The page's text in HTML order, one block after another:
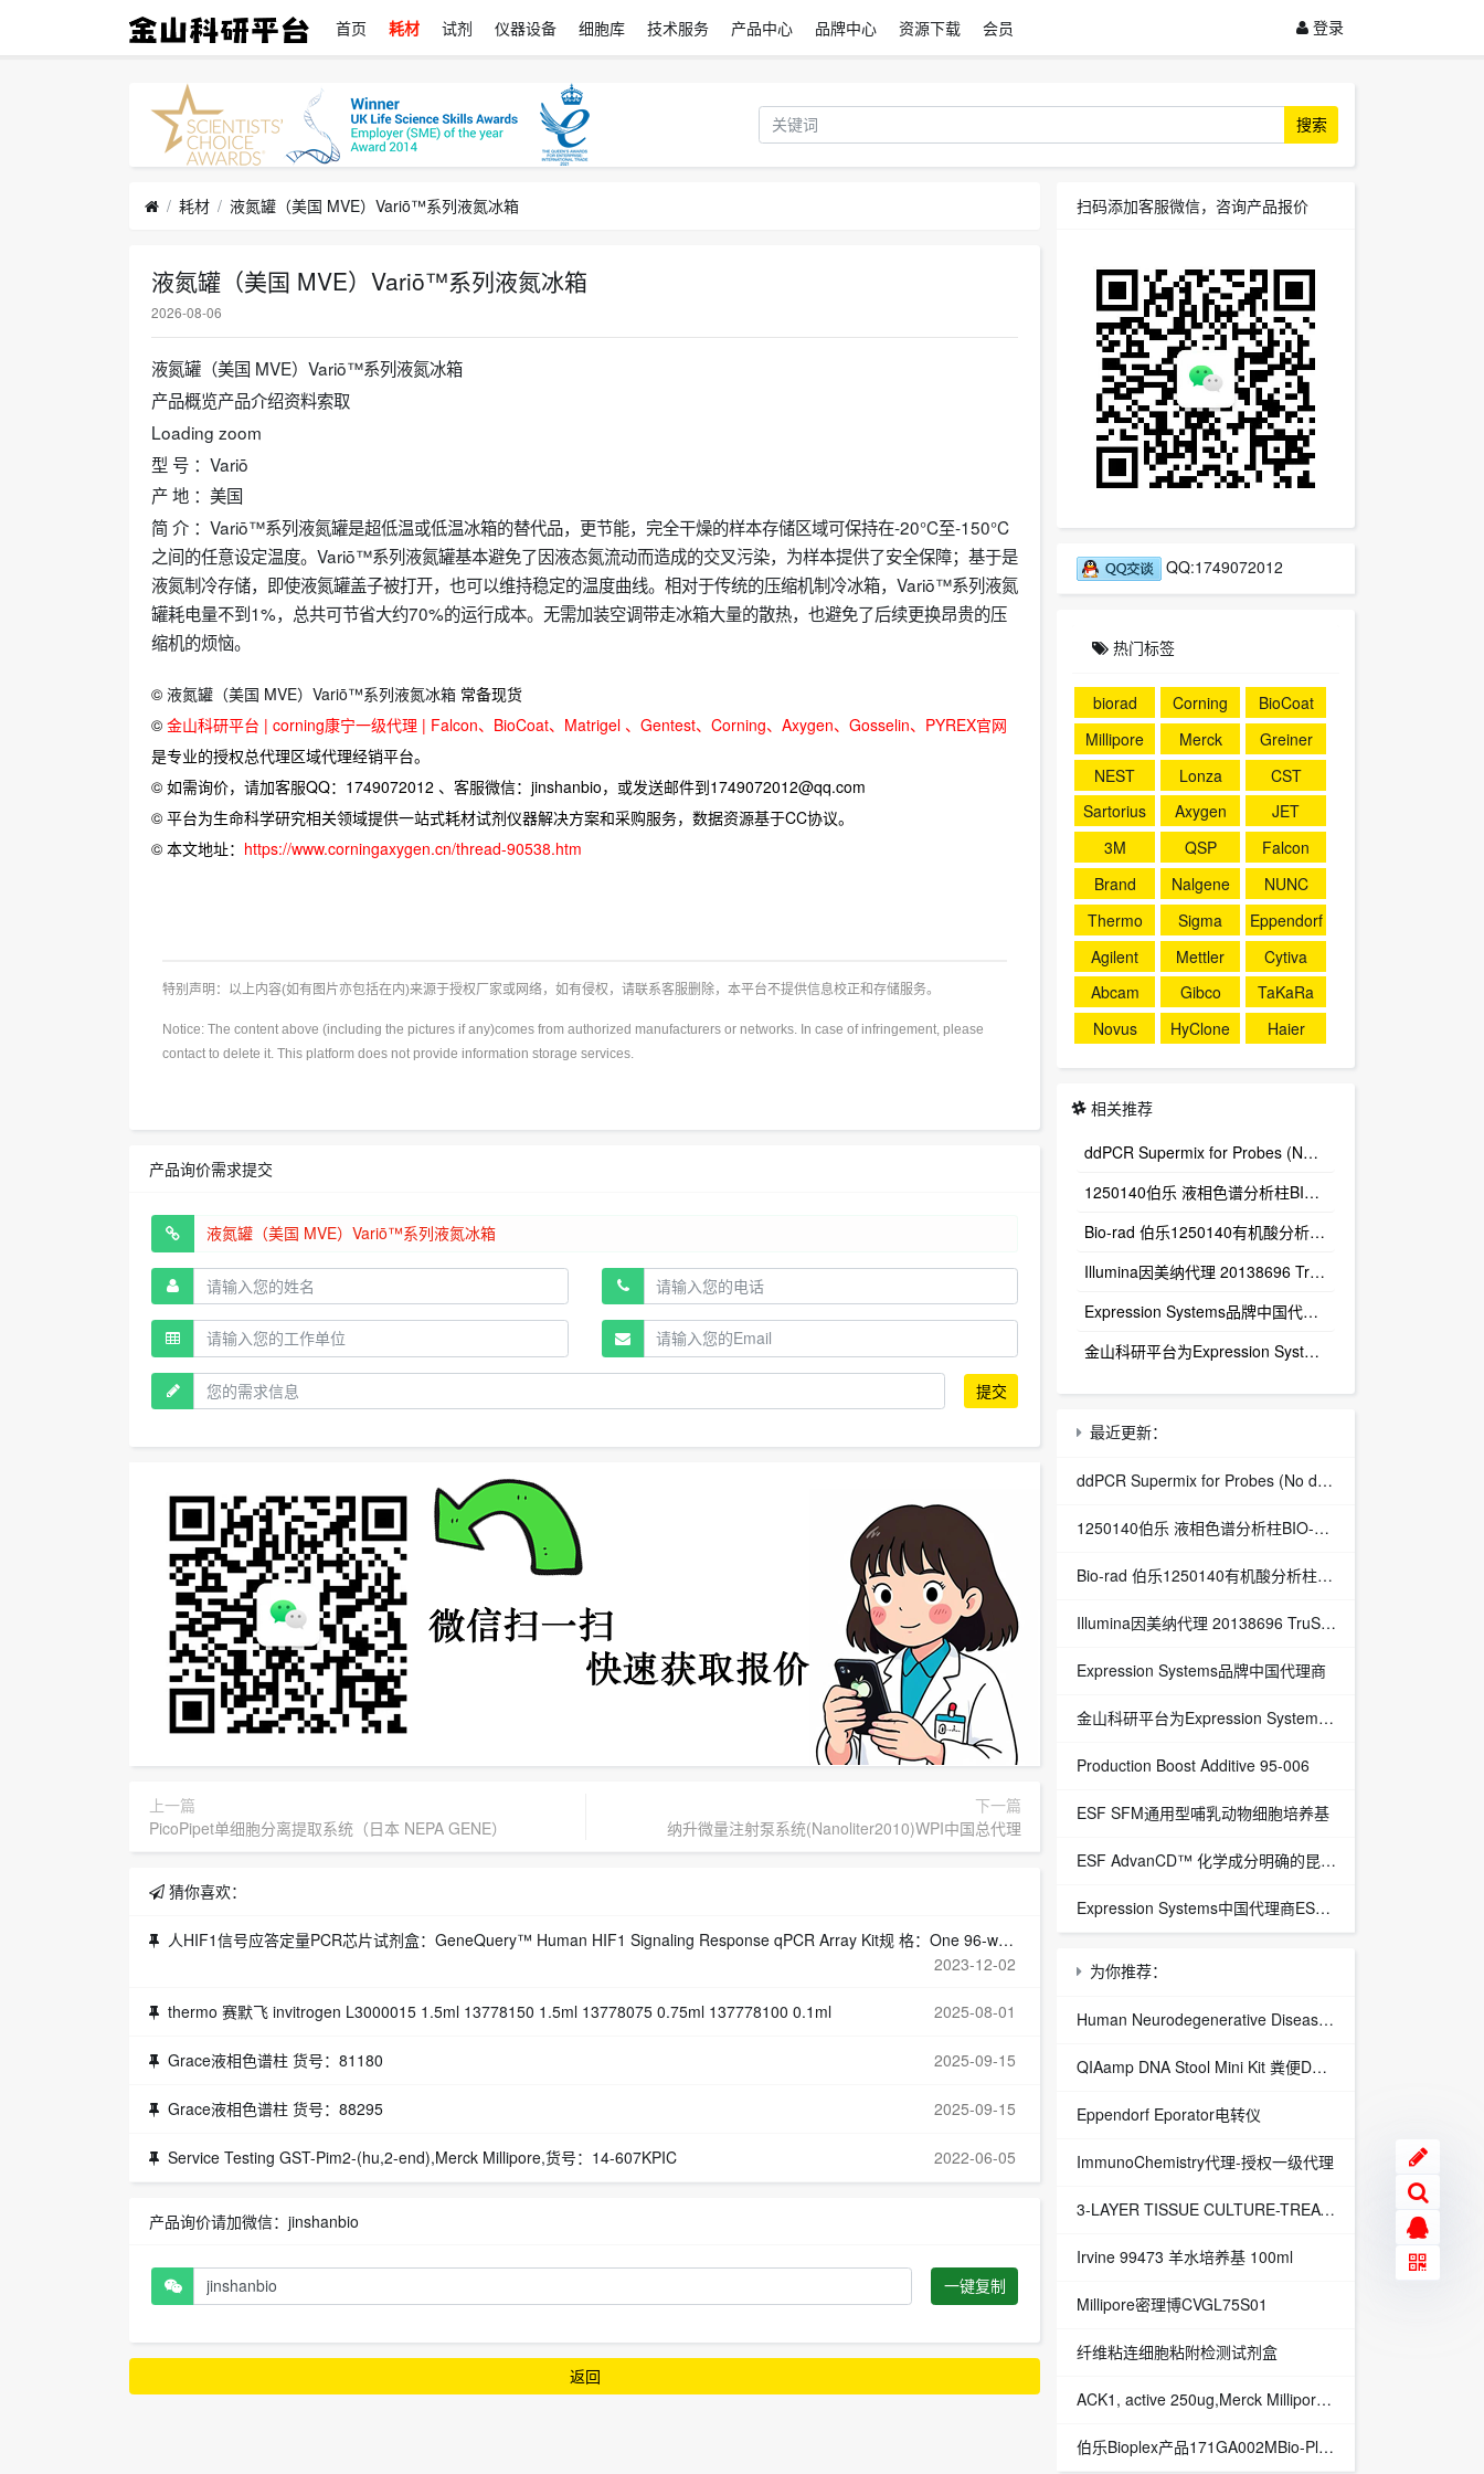
首页 耗材 试剂 仪器设备 细胞库 技术服务 产品中心 品牌中心 资源下载 会员 登录
搜索
耗材 液氮罐（美国 MVE）Variō™系列液氮冰箱
液氮罐（美国 MVE）Variō™系列液氮冰箱
2026-08-06
液氮罐（美国 MVE）Variō™系列液氮冰箱
产品概览产品介绍资料索取
Loading zoom
型 号 ：Variō
产 地 ：美国
简 介 ：Variō™系列液氮罐是超低温或低温冰箱的替代品，更节能，完全干燥的样本存储区域可保持在-20°C至-150°C
之间的任意设定温度。Variō™系列液氮罐基本避免了因液态氮流动而造成的交叉污染，为样本提供了安全保障；基于是
液氮制冷存储，即使液氮罐盖子被打开，也可以维持稳定的温度曲线。相对于传统的压缩机制冷冰箱，Variō™系列液氮
罐耗电量不到1%，总共可节省大约70%的运行成本。无需加装空调带走冰箱大量的散热，也避免了后续更换昂贵的压
缩机的烦恼。
© 液氮罐（美国 MVE）Variō™系列液氮冰箱 常备现货
© 金山科研平台 | corning康宁一级代理 | Falcon、BioCoat、Matrigel 、Gentest、Corning、Axygen、Gosselin、PYREX官网
是专业的授权总代理区域代理经销平台。
© 如需询价，请加客服QQ：1749072012 、客服微信：jinshanbio，或发送邮件到1749072012@qq.com
© 平台为生命科学研究相关领域提供一站式耗材试剂仪器解决方案和采购服务，数据资源基于CC协议。
© 本文地址： https://www.corningaxygen.cn/thread-90538.htm
特别声明：以上内容(如有图片亦包括在内)来源于授权厂家或网络，如有侵权，请联系客服删除，本平台不提供信息校正和存储服务。
Notice: The content above (including the pictures if any)comes from authorized manufacturers or networks. In case of infringement, please
contact to delete it. This platform does not provide information storage services.
产品询价需求提交
提交
上一篇
PicoPipet单细胞分离提取系统（日本 NEPA GENE）
下一篇
纳升微量注射泵系统(Nanoliter2010)WPI中国总代理
猜你喜欢：
人HIF1信号应答定量PCR芯片试剂盒：GeneQuery™ Human HIF1 Signaling Response qPCR Array Kit规 格：One 96-well plate, one 20ul reaction per we
2023-12-02
thermo 赛默飞 invitrogen L3000015 1.5ml 13778150 1.5ml 13778075 0.75ml 137778100 0.1ml 2025-08-01
Grace液相色谱柱 货号：81180 2025-09-15
Grace液相色谱柱 货号：88295 2025-09-15
Service Testing GST-Pim2-(hu,2-end),Merck Millipore,货号：14-607KPIC 2022-06-05
产品询价请加微信：jinshanbio
一键复制
返回
扫码添加客服微信，咨询产品报价
QQ:1749072012
热门标签
biorad Corning
BioCoat
Millipore
Merck
Greiner
NEST
Lonza
CST
Sartorius
Axygen
JET
3M
QSP
Falcon
Brand
Nalgene
NUNC
Thermo
Sigma
Eppendorf
Agilent
Mettler
Cytiva
Abcam
Gibco
TaKaRa
Novus
HyClone Haier
相关推荐
ddPCR Supermix for Probes (No dUTP) 1863024
1250140伯乐 液相色谱分析柱BIO-RAD Aminex HPX-87H Column
Bio-rad 伯乐1250140有机酸分析柱 1250129保护柱芯 1250131保护柱套
‌Illumina因美纳代理 20138696 TruSight™ Oncology 500 v2 DNA Kit plus Illumina Connected Insights (48 samples)
Expression Systems品牌中国代理商
金山科研平台为Expression Systems（ES）中国独家代理商
最近更新：
ddPCR Supermix for Probes (No dUTP) 1863024
1250140伯乐 液相色谱分析柱BIO-RAD Aminex HPX-87H Column
Bio-rad 伯乐1250140有机酸分析柱 1250129保护柱芯 1250131保护柱套
‌Illumina因美纳代理 20138696 TruSight™ Oncology 500 v2 DNA Kit plus Illumina Connected Insights (48 samples)
Expression Systems品牌中国代理商
金山科研平台为Expression Systems（ES）中国独家代理商
Production Boost Additive 95-006
ESF SFM通用型哺乳动物细胞培养基
ESF AdvanCD™ 化学成分明确的昆虫细胞培养基
Expression Systems中国代理商ESF 921™昆虫细胞培养基
为你推荐：
Human Neurodegenerative Disease Panel 1,Merck Millipore,货号：HNDG1-1036-1
QIAamp DNA Stool Mini Kit 粪便DNA基因组提取试剂盒qiagen51504
Eppendorf Eporator电转仪
ImmunoChemistry代理-授权一级代理
3-LAYER TISSUE CULTURE-TREATED, 525 CM 2,Corning Falcon,12/箱货号：353143
Irvine 99473 羊水培养基 100ml
Millipore密理博CVGL75S01
纤维粘连细胞粘附检测试剂盒
ACK1, active 250ug,Merck Millipore,货号：14-756M
伯乐Bioplex产品171GA002MBio-PlexProMouseCytokineIL-17F伯乐Bio-Rad